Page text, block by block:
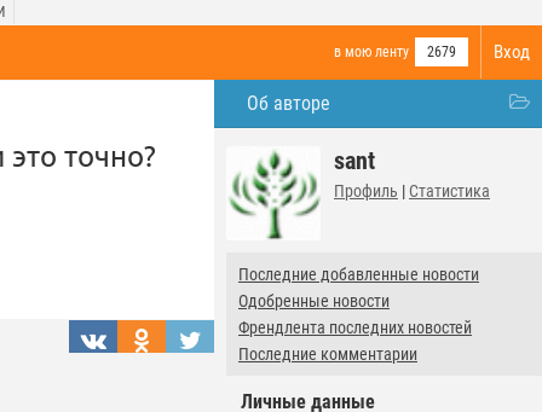
Вход
в мою ленту 2679
Об авторе
sant
Профиль | Статистика
Последние добавленные новости
Одобренные новости
Френдлента последних новостей
Последние комментарии
Личные данные
точно?